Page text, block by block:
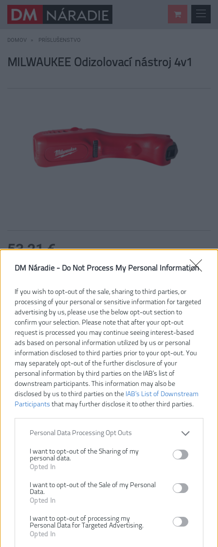
DM Náradie - Do Not Process My Personal Information
If you wish to opt-out of the sale, sharing to third parties, or
processing of your personal or sensitive information for targeted
advertising by us, please use the below opt-out section to
confirm your selection. Please note that after your opt-out
request is processed you may continue seeing interest-based
ads based on personal information utilized by us or personal
information disclosed to third parties prior to your opt-out. You
may separately opt-out of the further disclosure of your
personal information by third parties on the IAB’s list of
downstream participants. This information may also be
disclosed by us to third parties on the IAB’s List of Downstream
Participants that may further disclose it to other third parties.
Personal Data Processing Opt Outs
I want to opt-out of the Sharing of my
personal data.
Opted In
I want to opt-out of the Sale of my Personal
Data.
Opted In
I want to opt-out of processing my
Personal Data for Targeted Advertising.
Opted In
DOMOV PRÍSLUŠENSTVO
MILWAUKEE Odizolovací nástroj 4v1
53,21 €
VLOŽIŤ DO KOŠÍKA
Číslo produktu:
4932498270
Výrobca:
Milwaukee
Typ tovaru:
Elektrikárske náradie.
EAN kód:
4058546521394
Záruka:
24 mesiacov
Odizolovanie všetkých bežných okrúhlych a plochých káblov.
Štandardná kapacita odizolovania okrúhlych káblov s priemerom
Kapacita odizolovania pre všetky štandardné lankové a pevné
mm².
Hĺbka rezu je ľahko nastaviteľná od 0 do 3 mm pomocou
Vstavaný nástroj na výrobu slučiek na ohýbanie vodičov do slučky.
Ergonomicky tvarovaná rukoväť a výstupky na kryte zabraňujú
skĺznutiu počas práce.
SÚVISIACI TOVAR